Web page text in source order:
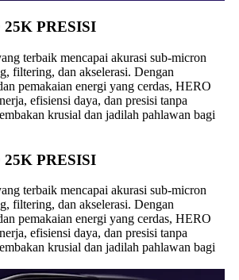
25K PRESISI
terbaik mencapai akurasi sub-micron
filtering, dan akselerasi. Dengan
pemakaian energi yang cerdas, HERO
efisiensi daya, dan presisi tanpa
krusial dan jadilah pahlawan bagi
25K PRESISI
terbaik mencapai akurasi sub-micron
filtering, dan akselerasi. Dengan
pemakaian energi yang cerdas, HERO
efisiensi daya, dan presisi tanpa
krusial dan jadilah pahlawan bagi